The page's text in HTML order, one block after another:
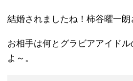
結婚されましたね！柿谷曜一朗
お相手は何とグラビアアイド
よ～。